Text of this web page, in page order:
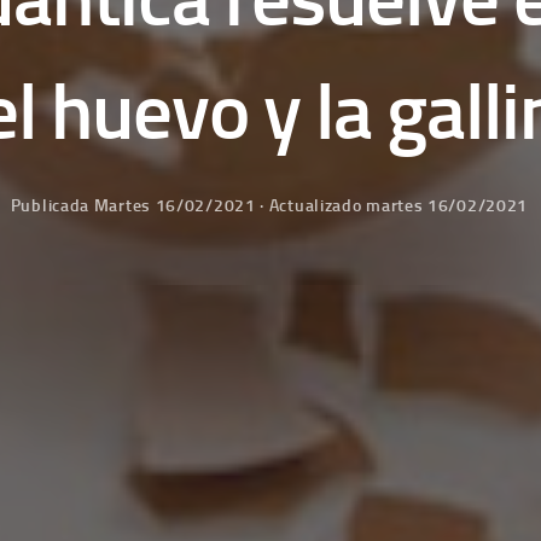
huevo y la
Publicada Martes 16/02/2021 · Actualizado martes 16/02/2021